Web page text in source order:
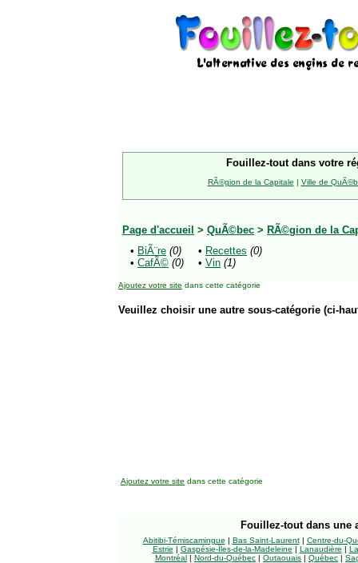
Fouillez-tout dans votre
RÃ©gion de la Capitale | Ville de
Page d'accueil > QuÃ©bec > RÃ©gion de la
• BiÃ¨re (0)
• CafÃ© (0)
• Recettes (0)
• Vin (1)
Ajoutez votre site dans cette catégorie
Veuillez choisir une autre sous-catégorie (ci-
Ajoutez votre site dans cette catégorie
Fouillez-tout dans une
Abitibi-Témiscamingue | Bas Saint-Laurent| Centre-du-
Estrie | Gaspésie-Îles-de-la-Madeleine | Lanaudière |
Montréal | Nord-du-Québec | Outaouais | Québec |